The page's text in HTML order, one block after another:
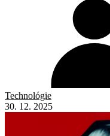
Technológie
30. 12. 2025